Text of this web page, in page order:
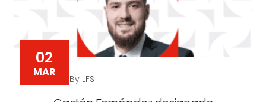
02
MAR
By LFS